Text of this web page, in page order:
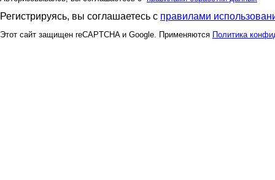
Регистрируясь, вы соглашаетесь с правилами
Этот сайт защищен reCAPTCHA и Google. Применяются Политика